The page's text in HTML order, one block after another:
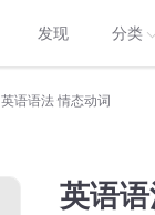
发现 分类
英语语法 情态动词
英语